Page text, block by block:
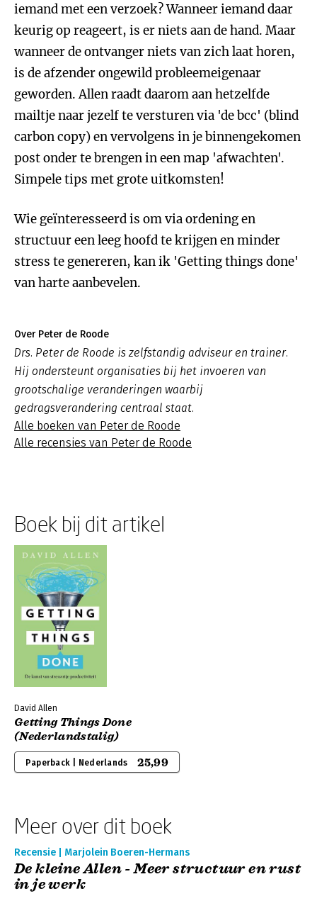
iemand met een verzoek? Wanneer iemand daar
keurig op reageert, is er niets aan de hand. Maar
wanneer de ontvanger niets van zich laat horen,
is de afzender ongewild probleemeigenaar
geworden. Allen raadt daarom aan hetzelfde
mailtje naar jezelf te versturen via 'de bcc' (blind
carbon copy) en vervolgens in je binnengekomen
post onder te brengen in een map 'afwachten'.
Simpele tips met grote uitkomsten!
Wie geïnteresseerd is om via ordening en
structuur een leeg hoofd te krijgen en minder
stress te genereren, kan ik 'Getting things done'
van harte aanbevelen.
Over Peter de Roode
Drs. Peter de Roode is zelfstandig adviseur en trainer.
Hij ondersteunt organisaties bij het invoeren van
grootschalige veranderingen waarbij
gedragsverandering centraal staat.
Alle boeken van Peter de Roode
Alle recensies van Peter de Roode
Boek bij dit artikel
David Allen
Getting Things Done
(Nederlandstalig)
Paperback | Nederlands 25,99
Meer over dit boek
Recensie | Marjolein Boeren-Hermans
De kleine Allen - Meer structuur en rust
in je werk